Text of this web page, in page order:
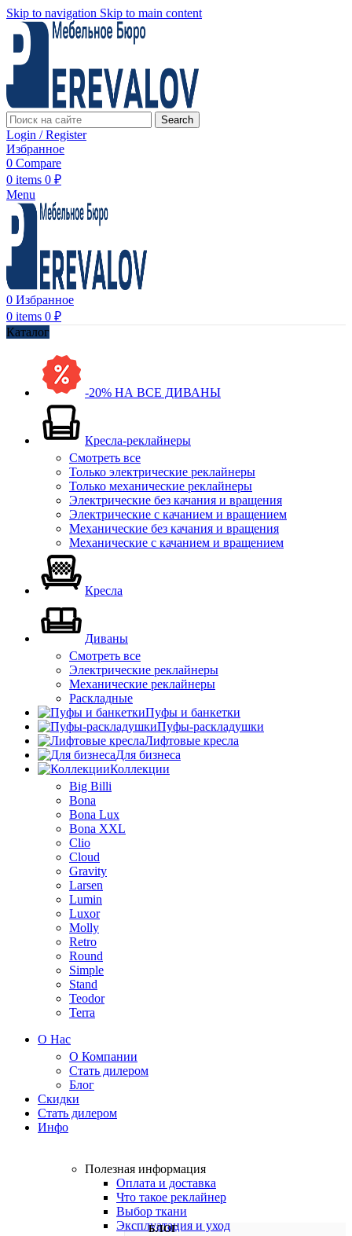
Skip to navigation Skip to main content
Search
Login / Register
Избранное
0 Compare
0 items 0 ₽
Menu
0 Избранное
0 items 0 ₽
Каталог
-20% НА ВСЕ ДИВАНЫ
Кресла-реклайнеры
Смотреть все
Только электрические реклайнеры
Только механические реклайнеры
Электрические без качания и вращения
Электрические с качанием и вращением
Механические без качания и вращения
Механические с качанием и вращением
Кресла
Диваны
Смотреть все
Электрические реклайнеры
Механические реклайнеры
Раскладные
Пуфы и банкетки
Пуфы-раскладушки
Лифтовые кресла
Для бизнеса
Коллекции
Big Billi
Bona
Bona Lux
Bona XXL
Clio
Cloud
Gravity
Larsen
Lumin
Luxor
Molly
Retro
Round
Simple
Stand
Teodor
Terra
О Нас
О Компании
Стать дилером
Блог
Скидки
Стать дилером
Инфо
Полезная информация
Оплата и доставка
Что такое реклайнер
Выбор ткани
Эксплуатация и уход
БЛОГ